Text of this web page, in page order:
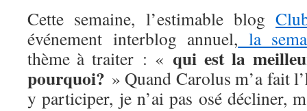
Cette semaine, l’estimable blog
événement interblog annuel, la
thème à traiter : « qui est la
pourquoi? » Quand Carolus m’a fait
y participer, je n’ai pas osé décliner,